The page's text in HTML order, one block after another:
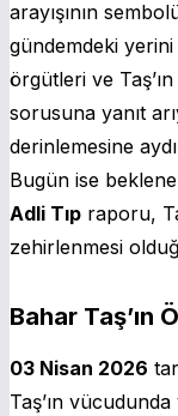
arayışının
gündemdeki
örgütleri ve
sorusuna yanıt
derinlemesine
Bugün ise
Adli Tıp raporu,
zehirlenmesi
Bahar Taş’ın
03 Nisan 2026
Taş’ın